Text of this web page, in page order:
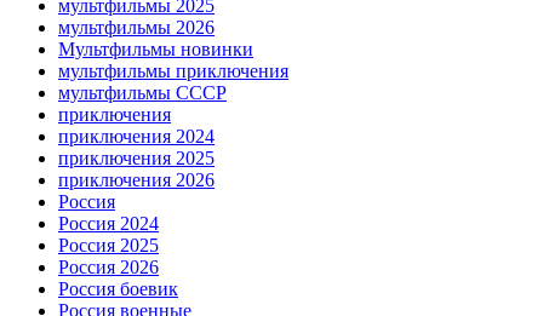
мультфильмы 2025
мультфильмы 2026
Мультфильмы новинки
мультфильмы приключения
мультфильмы СССР
приключения
приключения 2024
приключения 2025
приключения 2026
Россия
Россия 2024
Россия 2025
Россия 2026
Россия боевик
Россия военные